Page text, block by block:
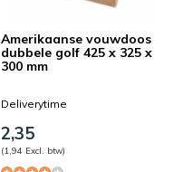
Amerikaanse vouwdoos
dubbele golf 425 x 325 x
300 mm
Deliverytime
2,35
(1,94 Excl. btw)